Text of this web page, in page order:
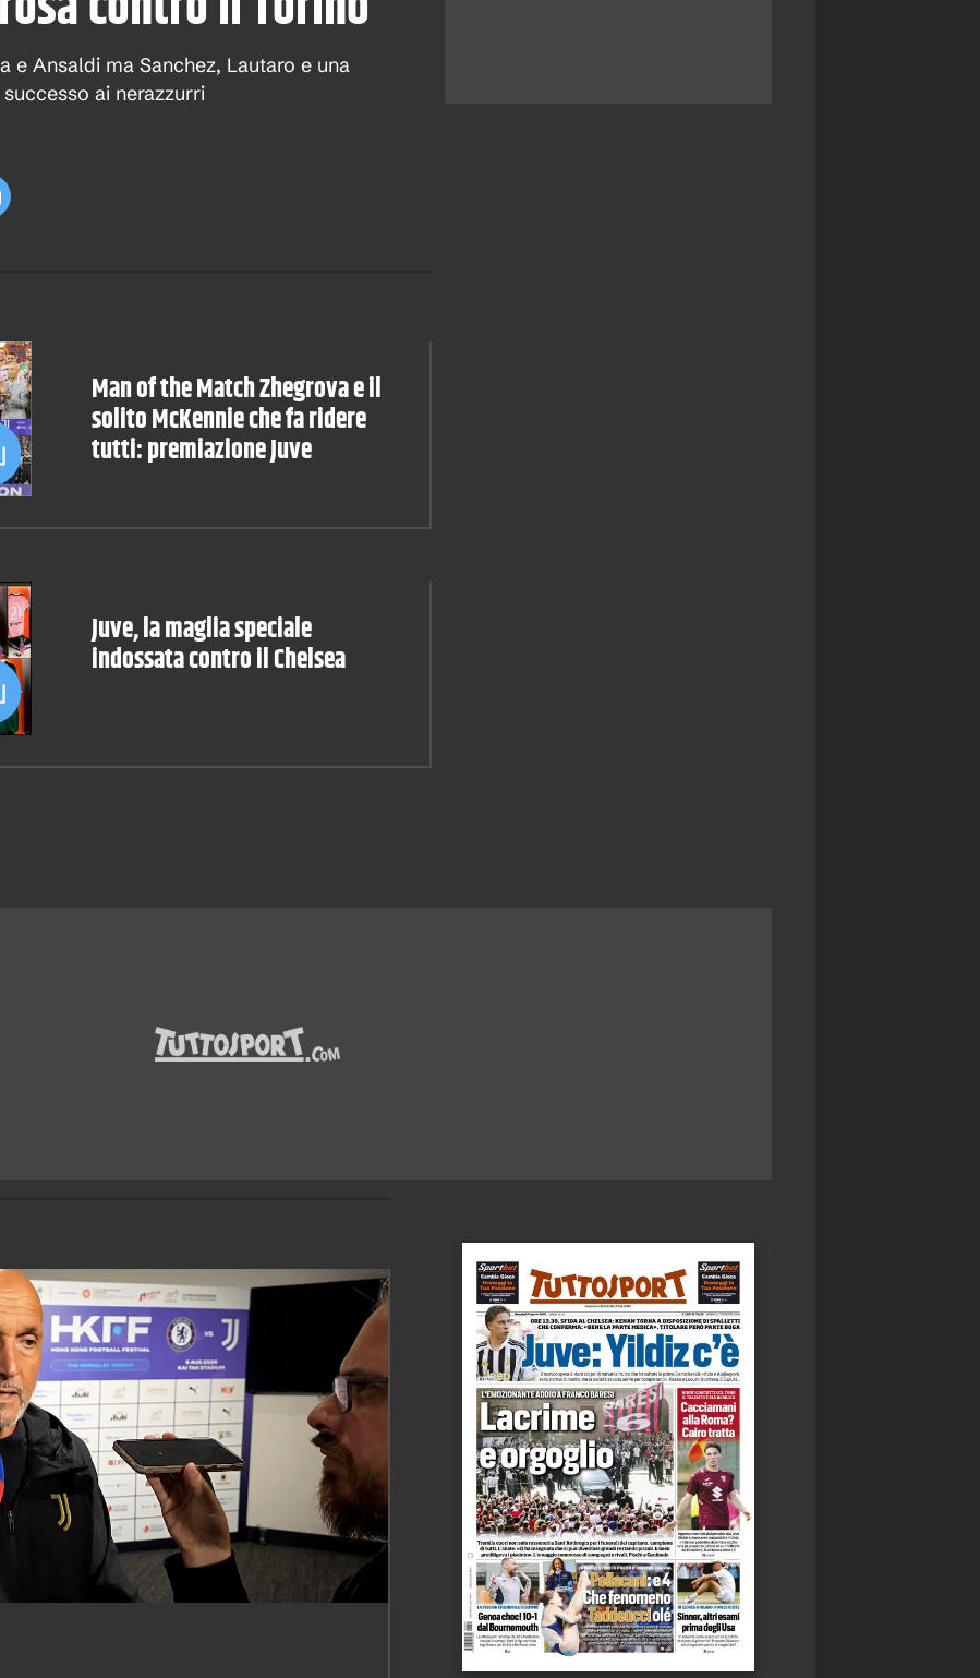
e Ansaldi ma Sanchez, Lautaro e una
ai nerazzurri
Man of the Match Zhegrova e il
solito McKennie che fa ridere
tutti: premiazione Juve
Juve, la maglia speciale
indossata contro il Chelsea